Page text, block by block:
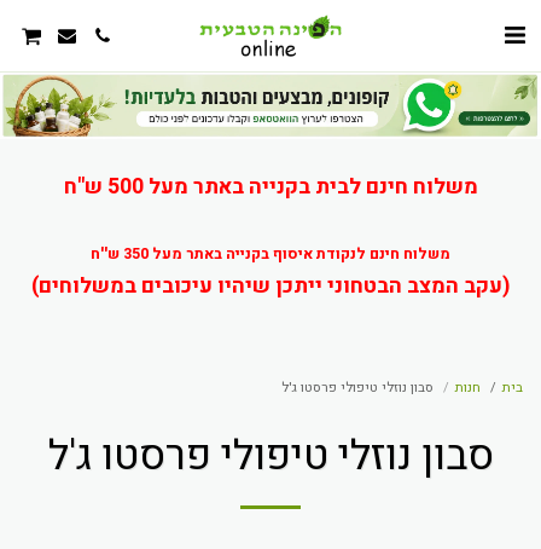
משלוח חינם לבית בקנייה באתר מעל 500 ש"ח
משלוח חינם לנקודת איסוף בקנייה באתר מעל 350 ש''ח
(עקב המצב הבטחוני ייתכן שיהיו עיכובים במשלוחים)
בית חנות סבון נוזלי טיפולי פרסטו ג'ל
סבון נוזלי טיפולי פרסטו ג'ל